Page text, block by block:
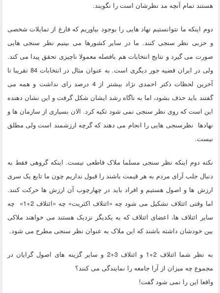
هستند تمام آنچه مد نظرشان است را نگویند.
دوم اینکه ما نتوانستیم نهاد هایی را بوجود بیاوریم که فارغ از تمایلات شخصی
و حزبی نظر سنجی کنند. ما در سایر کشورها می بینیم نظر سنجی هایی
صورت می گیرد و نتایج انتخابات هم بافصله معمولا ناچیزی تحقق پیدا می کند.
ولی در ایران قضیه جور دیگری است. به عنوان مثال در انتخابات 84 تقریبا تا
آخرین لحظات دکتر احمدی نژاد بیشتر از 4 درصد رای نداشت و همه می
گفتند باید حذف بشود، اما به ناگاه رشد ایشان شکل گرفت و این نشان دهنده
این است که روی نظر سنجی نمی شود تکیه کرد. الان بسیاری از سازمان ها و
نهادها نظرسنجی هایی را انجام می دهند که گرچه ارزشمند است ولی مطلق
نیست.
نکته دوم اینکه نظر سنجی مسلما ملاک قاطعی نیست. اینکه گروهی فقط به
دنبال جلب آرای مردم به هر قیمت باشند را قبول نداریم چون ما تابع یک سری
ارزش ها و اصول هستیم و افراد باید در چهارچوب آن ارزش ها حرکت کنند.
اما وقتی ائتلاف تشکیل می شود چه «ائتلاف اکثریت» چه «ائتلاف 2+1» چه
سایر ائتلاف ها، اعضای ائتلاف که به یکدیگر نزدیک هستند می خواهند ملاکی
بین خودشان داشته باشند که این ملاک به عنوان نظر سنجی مطرح می شود.
به نظر شما ائتلاف 2+1 و ائتلاف 3+2 و سایر گزینه های اصول گرایان در
مجموع چه میزان از آرا جامعه را نمایندگی می کنند؟
واقعا این را نمی شود گفت!